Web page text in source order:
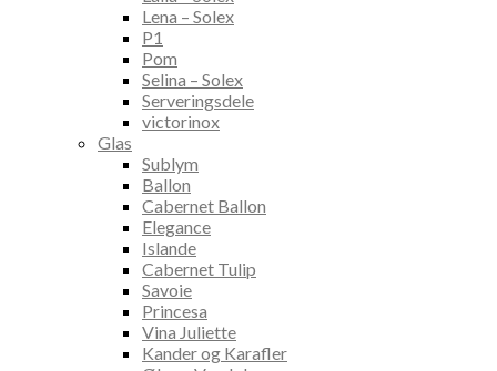
Lena – Solex
P1
Pom
Selina – Solex
Serveringsdele
victorinox
Glas
Sublym
Ballon
Cabernet Ballon
Elegance
Islande
Cabernet Tulip
Savoie
Princesa
Vina Juliette
Kander og Karafler